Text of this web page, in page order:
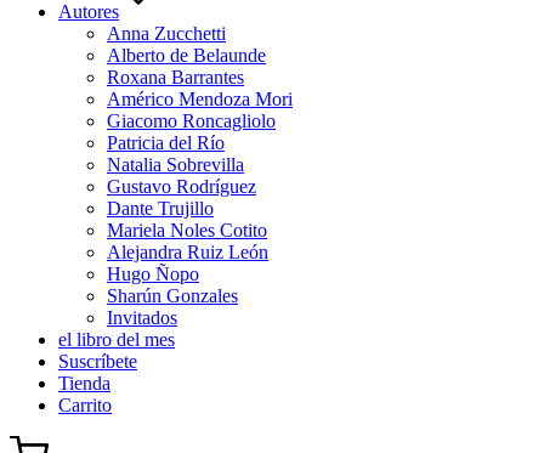
Autores
Anna Zucchetti
Alberto de Belaunde
Roxana Barrantes
Américo Mendoza Mori
Giacomo Roncagliolo
Patricia del Río
Natalia Sobrevilla
Gustavo Rodríguez
Dante Trujillo
Mariela Noles Cotito
Alejandra Ruiz León
Hugo Ñopo
Sharún Gonzales
Invitados
el libro del mes
Suscríbete
Tienda
Carrito